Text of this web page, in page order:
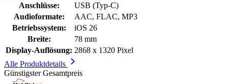
Anschlüsse:
USB (Typ-C)
Audioformate:
AAC, FLAC, MP3
Betriebssystem:
iOS 26
Breite:
78 mm
Display-Auflösung: 2868 x 1320 Pixel
Alle Produktdetails
Günstigster Gesamtpreis